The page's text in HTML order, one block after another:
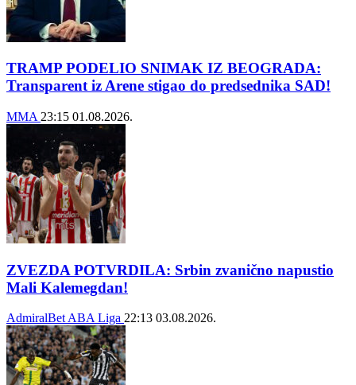
TRAMP PODELIO SNIMAK IZ BEOGRADA:
Transparent iz Arene stigao do predsednika SAD!
MMA 23:15 01.08.2026.
ZVEZDA POTVRDILA: Srbin zvanično napustio
Mali Kalemegdan!
AdmiralBet ABA Liga 22:13 03.08.2026.